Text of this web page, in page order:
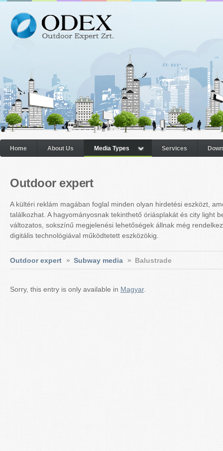
Home About Us Media Types Services
Outdoor expert
A kültéri reklám magában foglal minden olyan hirdetési eszközt,
találkozhat. A hagyományosnak tekinthető óriásplakát és city light
változatos, sokszínű megjelenési lehetőségek állnak még
digitális technológiával működtetett eszközökig.
Outdoor expert » Subway media » Balustrade
Sorry, this entry is only available in Magyar.